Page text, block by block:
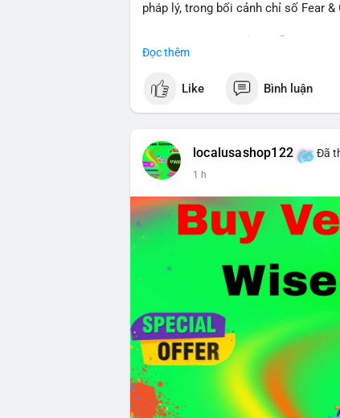
pháp lý, trong bối cảnh chỉ số Fear
chuyển 289,92 BTC trị giá 18,83 triệu
sàn.
phiếu để tiến tới tháng tới. IMF
được dollar hỗ trợ. Tòa án Mỹ cho
Tiên.
- Công nghệ & Bảo mật: BTCPay
đăng nhập Lightning Network, người
bảo mật token hóa tài sản Wall
Nhà đầu tư nên thận trọng với đòn
Fear hiện tại có thể là cơ hội tích
Xem chi tiết các bài viết đầy đủ tại
#whalealertbtc #clarityact
Đọc thêm
Like Bình luận
localusashop122 Đã
1 h